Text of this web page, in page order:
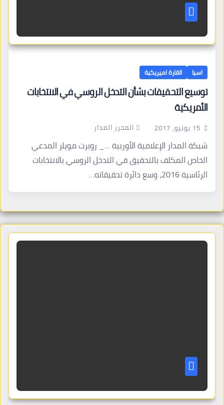
اسيا القارة اميريكية
توسيع التحقيقات بشأن التدخل الروسي في الانتخابات
الأمريكية
15 يونيو، 2017 المحرر المدار
شبكة المدار الإعلامية الأوربية …_ روبرت مويلر المدعي
الخاص المكلف بالتحقيق في التدخل الروسي بالانتخابات
الرئاسية 2016، وسع دائرة تحقيقاته…